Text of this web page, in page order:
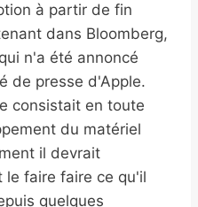
à partir de fin
dans Bloomberg,
n'a été annoncé
de presse d'Apple.
consistait en toute
du matériel
il devrait
le faire faire ce qu'il
quelques